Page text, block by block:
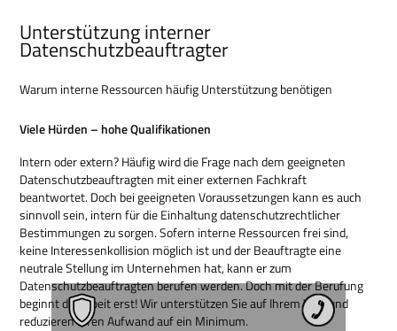
Unterstützung interner
Datenschutzbeauftragter
Warum interne Ressourcen häufig Unterstützung benötigen
Viele Hürden – hohe Qualifikationen
Intern oder extern? Häufig wird die Frage nach dem geeigneten
Datenschutzbeauftragten mit einer externen Fachkraft
beantwortet. Doch bei geeigneten Voraussetzungen kann es auch
sinnvoll sein, intern für die Einhaltung datenschutzrechtlicher
Bestimmungen zu sorgen. Sofern interne Ressourcen frei sind,
keine Interessenkollision möglich ist und der Beauftragte eine
neutrale Stellung im Unternehmen hat, kann er zum
Datenschutzbeauftragten berufen werden. Doch mit der Berufung
beginnt die Arbeit erst! Wir unterstützen Sie auf Ihrem Weg und
reduzieren Ihren Aufwand auf ein Minimum.